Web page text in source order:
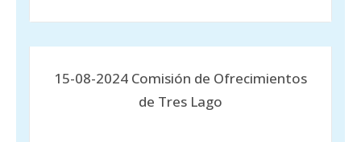
15-08-2024 Comisión de Ofrecimientos
de Tres Lago